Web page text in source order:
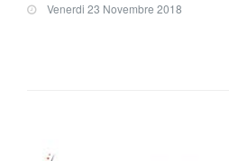
Venerdi 23 Novembre 2018